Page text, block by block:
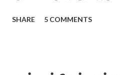
விளங்க வைத்தல் என்ற முறையில்,
SHARE 5 COMMENTS